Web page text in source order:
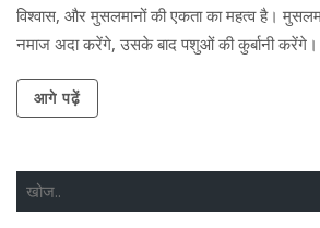
विश्वास, और मुसलमानों की एकता का महत्व है।
नमाज अदा करेंगे, उसके बाद पशुओं की कुर्बानी करेंगे।
आगे पढ़ें